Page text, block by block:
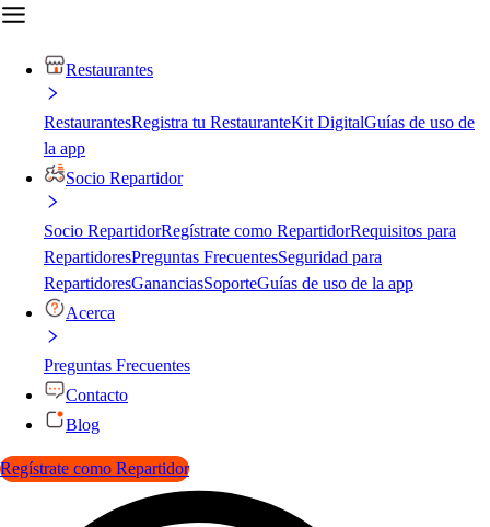
Restaurantes
RestaurantesRegistra tu RestauranteKit DigitalGuías de uso de
la app
Socio Repartidor
Socio RepartidorRegístrate como RepartidorRequisitos para
RepartidoresPreguntas FrecuentesSeguridad para
RepartidoresGananciasSoporteGuías de uso de la app
Acerca
Preguntas Frecuentes
Contacto
Blog
Regístrate como Repartidor